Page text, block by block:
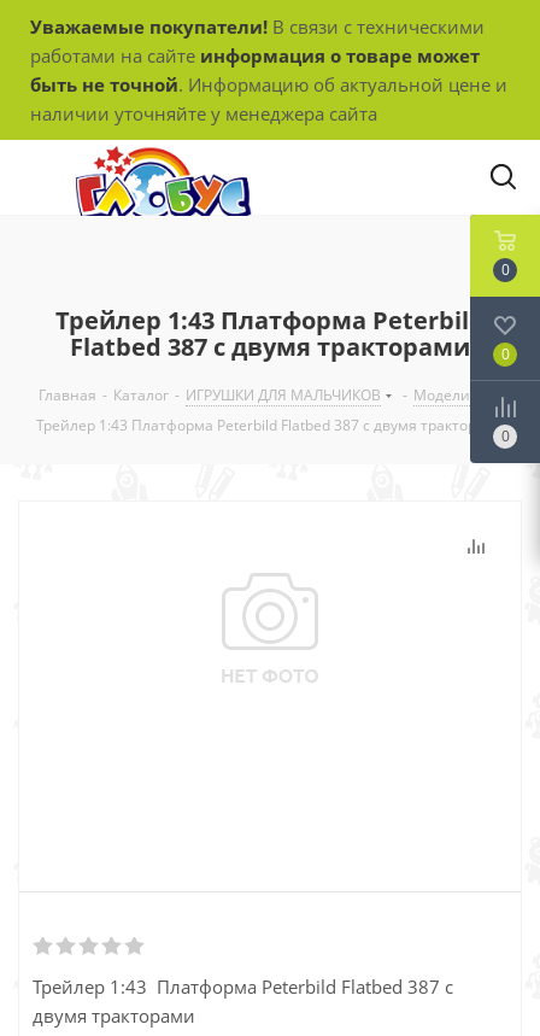
Уважаемые покупатели! В связи с техническими
работами на сайте информация о товаре может
быть не точной. Информацию об актуальной цене и
наличии уточняйте у менеджера сайта
Трейлер 1:43 Платформа Peterbild
Flatbed 387 c двумя тракторами
Главная - Каталог - ИГРУШКИ ДЛЯ МАЛЬЧИКОВ - Модели
Трейлер 1:43 Платформа Peterbild Flatbed 387 c двумя тракторами
Трейлер 1:43 Платформа Peterbild Flatbed 387 c
двумя тракторами
0
0
0